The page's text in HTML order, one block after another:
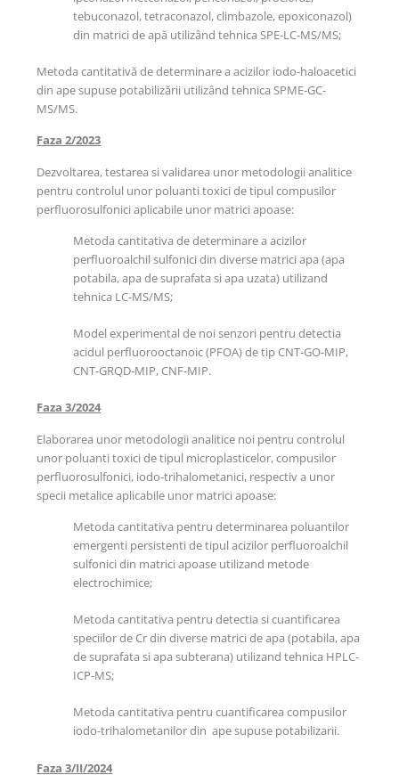
tebuconazol, tetraconazol, climbazole, epoxiconazol)
din matrici de apă utilizând tehnica SPE-LC-MS/MS;
Metoda cantitativă de determinare a acizilor iodo-haloacetici
din ape supuse potabilizării utilizând tehnica SPME-GC-
MS/MS.
Faza 2/2023
Dezvoltarea, testarea si validarea unor metodologii analitice
pentru controlul unor poluanti toxici de tipul compusilor
perfluorosulfonici aplicabile unor matrici apoase:
Metoda cantitativa de determinare a acizilor
perfluoroalchil sulfonici din diverse matrici apa (apa
potabila, apa de suprafata si apa uzata) utilizand
tehnica LC-MS/MS;
Model experimental de noi senzori pentru detectia
acidul perfluorooctanoic (PFOA) de tip CNT-GO-MIP,
CNT-GRQD-MIP, CNF-MIP.
Faza 3/2024
Elaborarea unor metodologii analitice noi pentru controlul
unor poluanti toxici de tipul microplasticelor, compusilor
perfluorosulfonici, iodo-trihalometanici, respectiv a unor
specii metalice aplicabile unor matrici apoase:
Metoda cantitativa pentru determinarea poluantilor
emergenti persistenti de tipul acizilor perfluoroalchil
sulfonici din matrici apoase utilizand metode
electrochimice;
Metoda cantitativa pentru detectia si cuantificarea
speciilor de Cr din diverse matrici de apa (potabila, apa
de suprafata si apa subterana) utilizand tehnica HPLC-
ICP-MS;
Metoda cantitativa pentru cuantificarea compusilor
iodo-trihalometanilor din ape supuse potabilizarii.
Faza 3/II/2024